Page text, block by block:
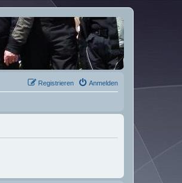
Anmelden
Registrieren